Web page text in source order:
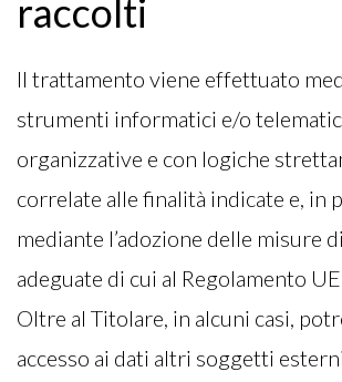
raccolti
Il trattamento viene effettuato
strumenti informatici e/o
organizzative e con logiche
correlate alle finalità indicate e, in
mediante l’adozione delle misure
adeguate di cui al Regolamento
Oltre al Titolare, in alcuni casi,
accesso ai dati altri soggetti